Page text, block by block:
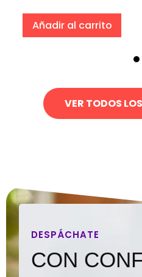
Añadir al carrito
VER TODOS
DESPÁCHATE
CON